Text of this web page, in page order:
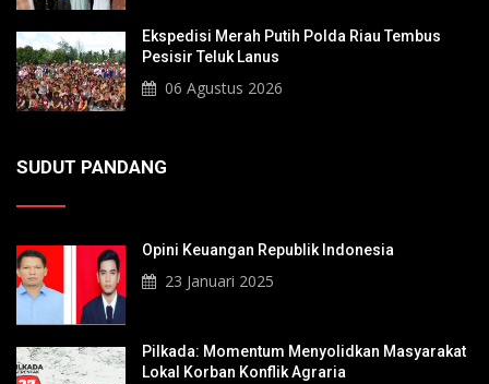
Ekspedisi Merah Putih Polda Riau Tembus
Pesisir Teluk Lanus
06 Agustus 2026
SUDUT PANDANG
Opini Keuangan Republik Indonesia
23 Januari 2025
Pilkada: Momentum Menyolidkan Masyarakat
Lokal Korban Konflik Agraria